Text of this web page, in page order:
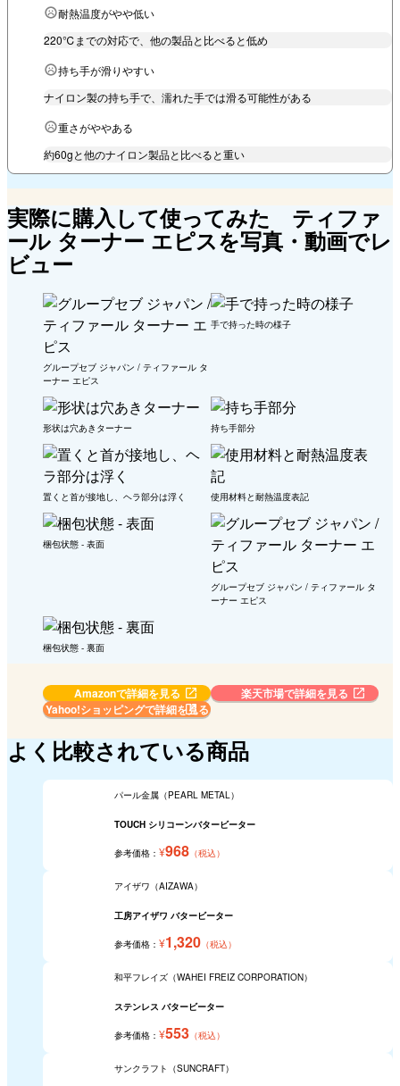
耐熱温度がやや低い
220℃までの対応で、他の製品と比べると低め
持ち手が滑りやすい
ナイロン製の持ち手で、濡れた手では滑る可能性がある
重さがややある
約60gと他のナイロン製品と比べると重い
実際に購入して使ってみた ティファ
ール ターナー エピスを写真・動画でレ
ビュー
グループセブ ジャパン / ティファール タ
ーナー エピス
手で持った時の様子
形状は穴あきターナー 持ち手部分
置くと首が接地し、ヘラ部分は浮く 使用材料と耐熱温度表記
梱包状態 - 表面
グループセブ ジャパン / ティファール タ
ーナー エピス
梱包状態 - 裏面
Amazonで詳細を見る
楽天市場で詳細を見る
Yahoo!ショッピングで詳細を見る
よく比較されている商品
パール金属（PEARL METAL）
TOUCH シリコーンバタービーター
参考価格： ¥968 （税込）
アイザワ（AIZAWA）
工房アイザワ バタービーター
参考価格： ¥1,320 （税込）
和平フレイズ（WAHEI FREIZ CORPORATION）
ステンレス バタービーター
参考価格： ¥553 （税込）
サンクラフト（SUNCRAFT）